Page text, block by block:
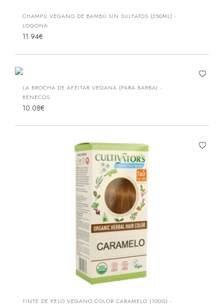
CHAMPÚ VEGANO DE BAMBÚ SIN SULFATOS (250ML) -
LOGONA
11.94€
LA BROCHA DE AFEITAR VEGANA (PARA BARBA) -
BENECOS
10.08€
TINTE DE PELO VEGANO COLOR CARAMELO (100G) -